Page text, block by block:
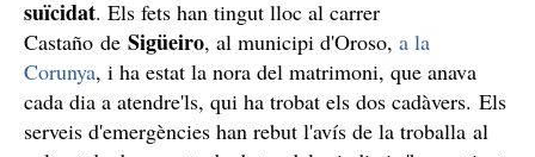
suïcidat. Els fets han tingut lloc al carrer
Castaño de Sigüeiro, al municipi d'Oroso, a la
Corunya, i ha estat la nora del matrimoni, que anava
cada dia a atendre'ls, qui ha trobat els dos cadàvers. Els
serveis d'emergències han rebut l'avís de la troballa al